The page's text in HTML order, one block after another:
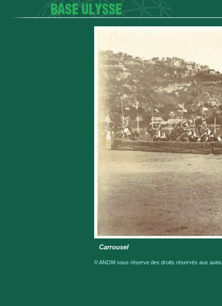
Carrousel
© ANOM sous réserve des droits réservés aux